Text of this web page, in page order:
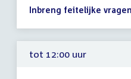
tot
uur
Inbreng feitelijke vragen
tot 12:00 uur